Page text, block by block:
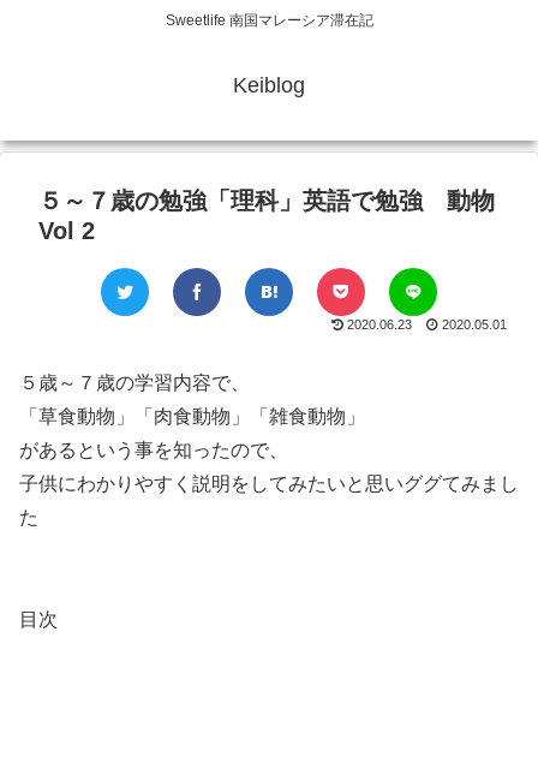
Sweetlife 南国マレーシア滞在記
Keiblog
５～７歳の勉強「理科」英語で勉強 動物
Vol 2
2020.06.23 2020.05.01
５歳～７歳の学習内容で、
「草食動物」「肉食動物」「雑食動物」
があるという事を知ったので、
子供にわかりやすく説明をしてみたいと思いググてみまし
た
目次